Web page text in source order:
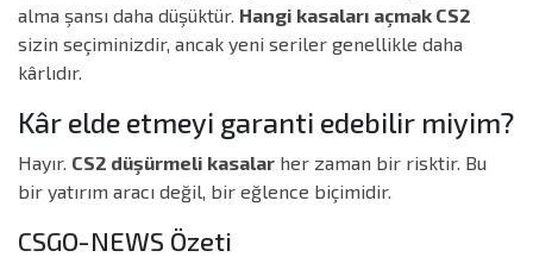
alma şansı daha düşüktür. Hangi kasaları açmak CS2
sizin seçiminizdir, ancak yeni seriler genellikle daha
kârlıdır.
Kâr elde etmeyi garanti edebilir miyim?
Hayır. CS2 düşürmeli kasalar her zaman bir risktir. Bu
bir yatırım aracı değil, bir eğlence biçimidir.
CSGO-NEWS Özeti